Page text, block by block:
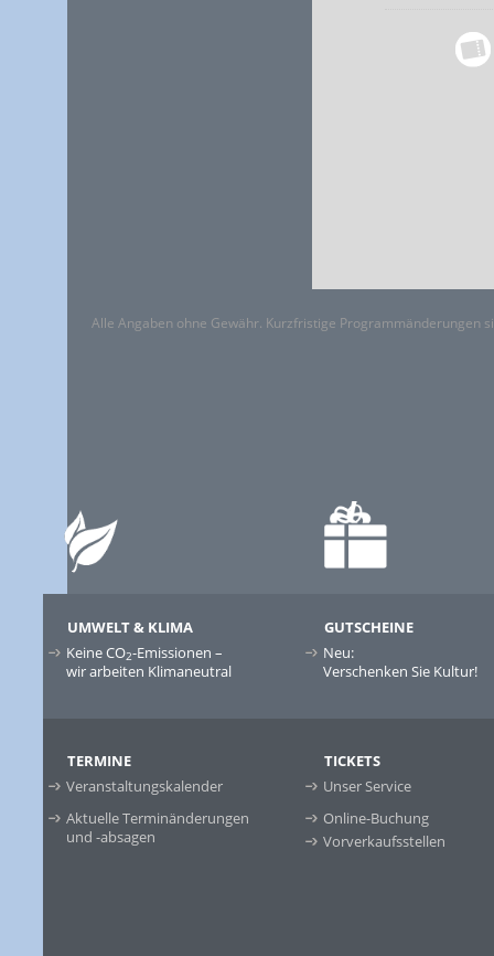
Alle Angaben ohne Gewähr. Kurzfristige Programmänderungen
UMWELT & KLIMA
Keine CO2-Emissionen –
wir arbeiten Klimaneutral
GUTSCHEINE
Neu:
Verschenken Sie Kultur!
TERMINE
Veranstaltungskalender
Aktuelle Terminänderungen
und -absagen
TICKETS
Unser Service
Online-Buchung
Vorverkaufsstellen